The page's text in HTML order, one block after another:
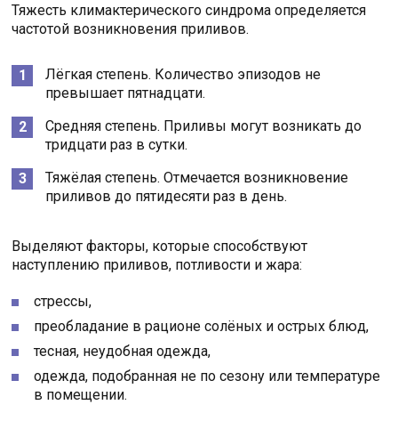
Тяжесть климактерического синдрома определяется
частотой возникновения приливов.
Лёгкая степень. Количество эпизодов не
превышает пятнадцати.
Средняя степень. Приливы могут возникать до
тридцати раз в сутки.
Тяжёлая степень. Отмечается возникновение
приливов до пятидесяти раз в день.
Выделяют факторы, которые способствуют
наступлению приливов, потливости и жара:
стрессы,
преобладание в рационе солёных и острых блюд,
тесная, неудобная одежда,
одежда, подобранная не по сезону или температуре
в помещении.